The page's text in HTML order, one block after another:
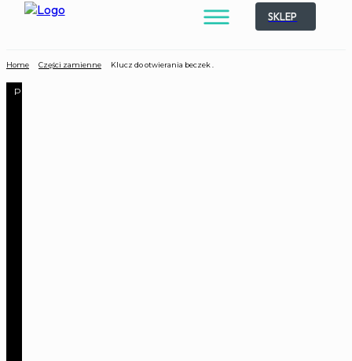
SKLEP
Home Części zamienne Klucz do otwierania beczek .
Promocja!